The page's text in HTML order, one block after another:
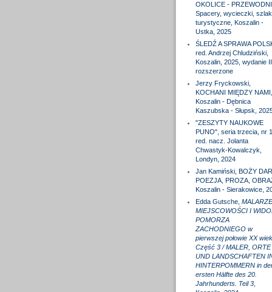
OKOLICE -
Spacery, wycieczki,
turystyczne, Koszalin -
Ustka, 2025
ŚLEDŹ A SPRAWA
red. Andrzej Chludziński,
Koszalin, 2025, wydanie II
rozszerzone
Jerzy Fryckowski,
KOCHANI MIĘDZY NAMI,
Koszalin - Dębnica
Kaszubska - Słupsk,
"ZESZYTY NAUKOWE
PUNO", seria trzecia, nr
red. nacz. Jolanta
Chwastyk-Kowalczyk,
Londyn, 2024
Jan Kamiński, BOŻY DAR.
POEZJA, PROZA,
Koszalin - Sierakowice,
Edda Gutsche,
MIEJSCOWOŚCI I
POMORZA
ZACHODNIEGO w
pierwszej połowie XX
Część 3 / MALER, ORTE
UND LANDSCHAFTEN
HINTERPOMMERN in
ersten Hälfte des 20.
Jahrhunderts. Teil 3,